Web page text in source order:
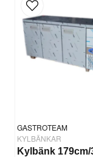
GASTROTEAM
KYLBÄNKAR
Kylbänk
Längd: 28 cm
Material: Rostfritt
Yes, you